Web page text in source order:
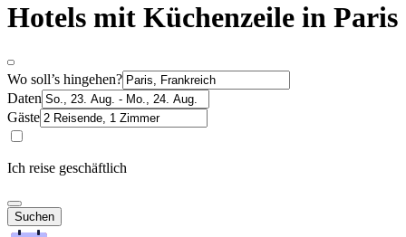
Hotels mit Küchenzeile in Paris
Wo soll’s hingehen?
Daten
Gäste
Ich reise geschäftlich
Suchen